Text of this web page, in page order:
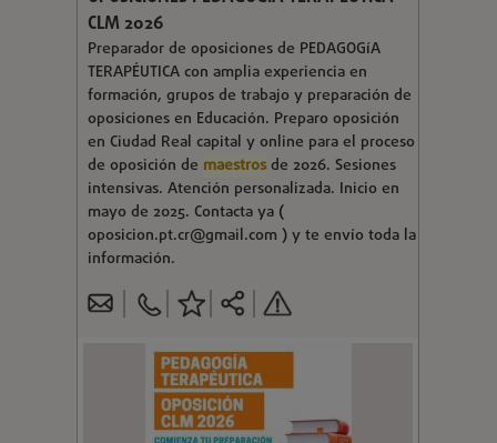
CLM 2026
Preparador de oposiciones de PEDAGOGíA
TERAPÉUTICA con amplia experiencia en
formación, grupos de trabajo y preparación de
oposiciones en Educación. Preparo oposición
en Ciudad Real capital y online para el proceso
de oposición de maestrosde 2026. Sesiones
intensivas. Atención personalizada. Inicio en
mayo de 2025. Contacta ya (
oposicion.pt.cr@gmail.com ) y te envío toda la
información.